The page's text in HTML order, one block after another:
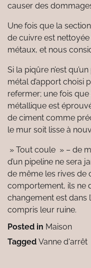
causer des
Une fois que la
de cuivre est
métaux, et nous
Si la piqûre n’est
métal d’apport choisi
refermer; une fois
métallique est
de ciment comme
le mur soit lisse à
» Tout coule » – de
d’un pipeline ne sera
de même les rives de
comportement, ils ne
changement est dans
compris leur ruine.
Posted in Maison
Tagged Vanne d'arrêt